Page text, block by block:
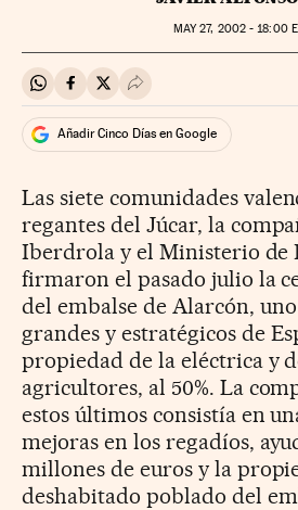
MAY27, 2002 - 18:00
Compartir en Whatsapp
Compartir en Facebook
Compartir en Twitter
Desplegar Redes
Añadir Cinco Días en Google
Las siete comunidades
regantes del Júcar, la
Iberdrola y el Ministerio de
firmaron el pasado julio la
del embalse de Alarcón,
grandes y estratégicos de
propiedad de la eléctrica y
agricultores, al 50%. La
estos últimos consistía en
mejoras en los regadíos,
millones de euros y la
deshabitado poblado del